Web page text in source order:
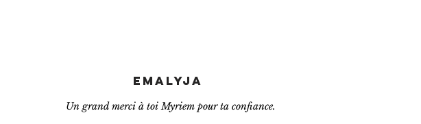
EMALYJA
Un grand merci à toi Myriem pour ta confiance.